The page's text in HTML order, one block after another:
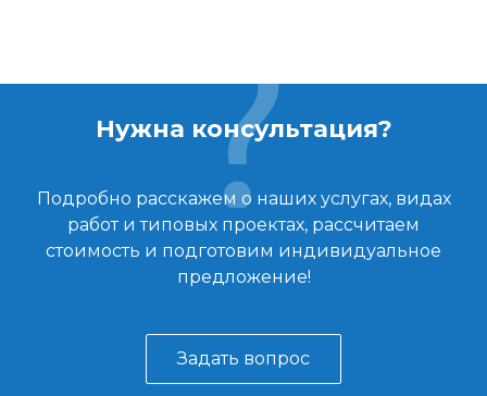
Нужна консультация?
Подробно расскажем о наших услугах, видах
работ и типовых проектах, рассчитаем
стоимость и подготовим индивидуальное
предложение!
Задать вопрос